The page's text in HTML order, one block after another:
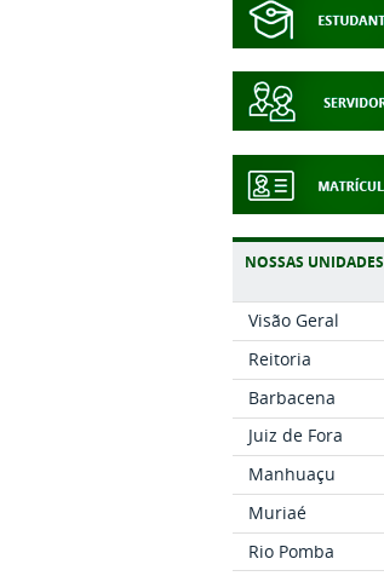
NOSSAS UNIDADES
Visão Geral
Reitoria
Barbacena
Juiz de Fora
Manhuaçu
Muriaé
Rio Pomba